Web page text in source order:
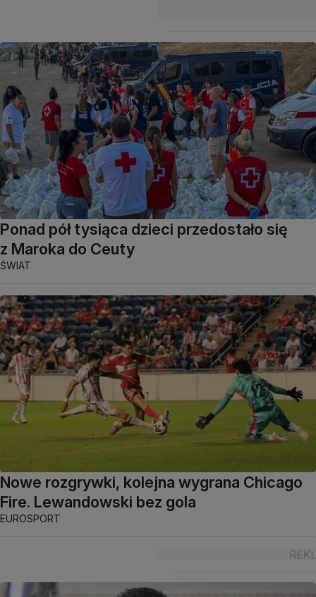
Ponad pół tysiąca dzieci przedostało się
z Maroka do Ceuty
ŚWIAT
Nowe rozgrywki, kolejna wygrana Chicago
Fire. Lewandowski bez gola
EUROSPORT